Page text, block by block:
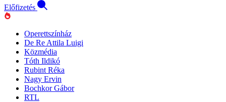
Előfizetés
Operettszínház
De Re Attila Luigi
Közmédia
Tóth Ildikó
Rubint Réka
Nagy Ervin
Bochkor Gábor
RTL